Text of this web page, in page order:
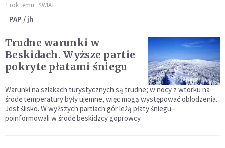
1 rok temu ŚWIAT
PAP / jh
Trudne warunki w
Beskidach. Wyższe partie
pokryte płatami śniegu
Warunki na szlakach turystycznych są trudne; w nocy z wtorku na
środę temperatury były ujemne, więc mogą występować oblodzenia.
Jest ślisko. W wyższych partiach gór leżą płaty śniegu -
poinformowali w środę beskidzcy goprowcy.